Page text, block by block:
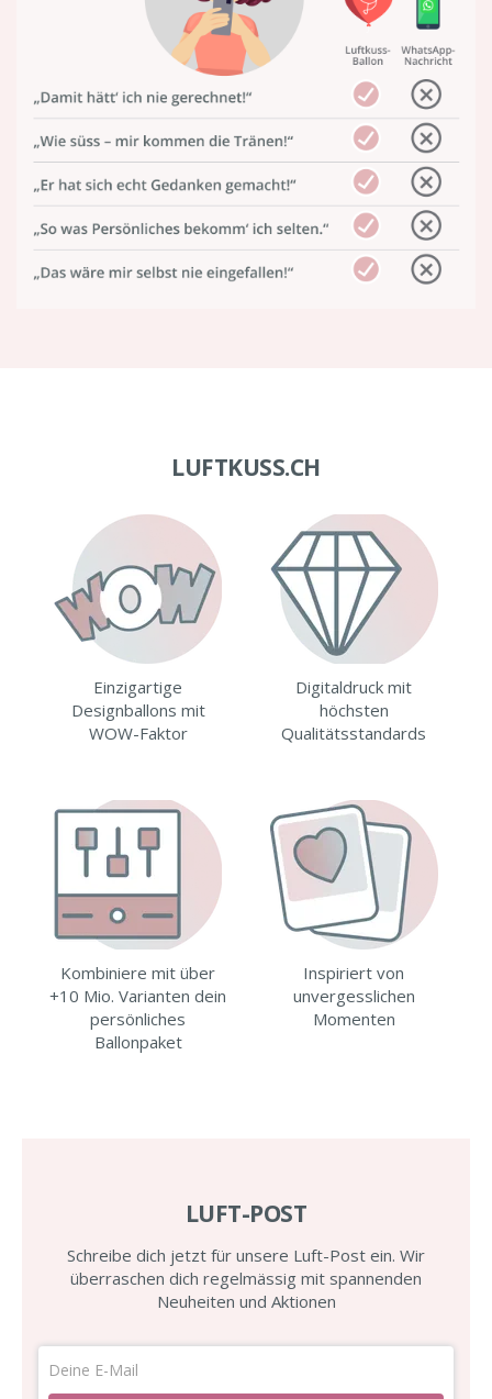
LUFTKUSS.CH
Einzigartige
Designballons mit
WOW-Faktor
Digitaldruck mit
höchsten
Qualitätsstandards
Kombiniere mit über
+10 Mio. Varianten dein
persönliches
Ballonpaket
Inspiriert von
unvergesslichen
Momenten
LUFT-POST
Schreibe dich jetzt für unsere Luft-Post ein. Wir
überraschen dich regelmässig mit spannenden
Neuheiten und Aktionen